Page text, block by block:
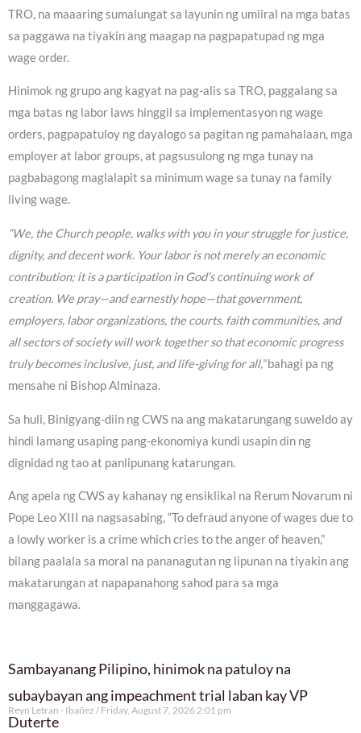
TRO, na maaaring sumalungat sa layunin ng umiiral na mga batas
sa paggawa na tiyakin ang maagap na pagpapatupad ng mga
wage order.
Hinimok ng grupo ang kagyat na pag-alis sa TRO, paggalang sa
mga batas ng labor laws hinggil sa implementasyon ng wage
orders, pagpapatuloy ng dayalogo sa pagitan ng pamahalaan, mga
employer at labor groups, at pagsusulong ng mga tunay na
pagbabagong maglalapit sa minimum wage sa tunay na family
living wage.
“We, the Church people, walks with you in your struggle for justice,
dignity, and decent work. Your labor is not merely an economic
contribution; it is a participation in God’s continuing work of
creation. We pray—and earnestly hope—that government,
employers, labor organizations, the courts, faith communities, and
all sectors of society will work together so that economic progress
truly becomes inclusive, just, and life-giving for all,”bahagi pa ng
mensahe ni Bishop Alminaza.
Sa huli, Binigyang-diin ng CWS na ang makatarungang suweldo ay
hindi lamang usaping pang-ekonomiya kundi usapin din ng
dignidad ng tao at panlipunang katarungan.
Ang apela ng CWS ay kahanay ng ensiklikal na Rerum Novarum ni
Pope Leo XIII na nagsasabing, “To defraud anyone of wages due to
a lowly worker is a crime which cries to the anger of heaven,”
bilang paalala sa moral na pananagutan ng lipunan na tiyakin ang
makatarungan at napapanahong sahod para sa mga
manggagawa.
Sambayanang Pilipino, hinimok na patuloy na
subaybayan ang impeachment trial laban kay VP
Duterte
Reyn Letran - Ibañez Friday, August 7, 2026 2:01 pm